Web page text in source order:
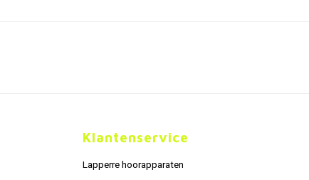
Klantenservice
Lapperre hoorapparaten